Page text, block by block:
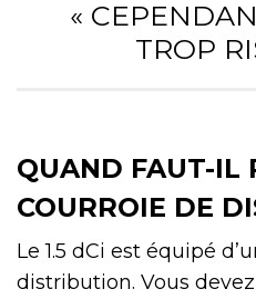
«
TROP
QUAND FAUT-IL
COURROIE DE
Le 1.5 dCi est équipé
distribution. Vous